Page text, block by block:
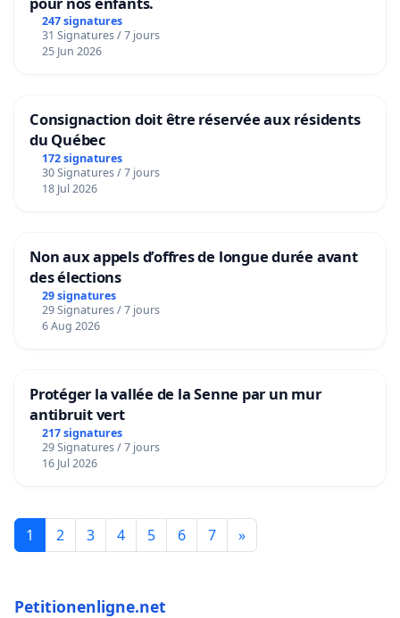
247 signatures
31 Signatures / 7 jours
25 Jun 2026
Consignaction doit être réservée aux résidents
du Québec
172 signatures
30 Signatures / 7 jours
18 Jul 2026
Non aux appels d’offres de longue durée avant
des élections
29 signatures
29 Signatures / 7 jours
6 Aug 2026
Protéger la vallée de la Senne par un mur
antibruit vert
217 signatures
29 Signatures / 7 jours
16 Jul 2026
1 2 3 4 5 6 7 »
Petitionenligne.net